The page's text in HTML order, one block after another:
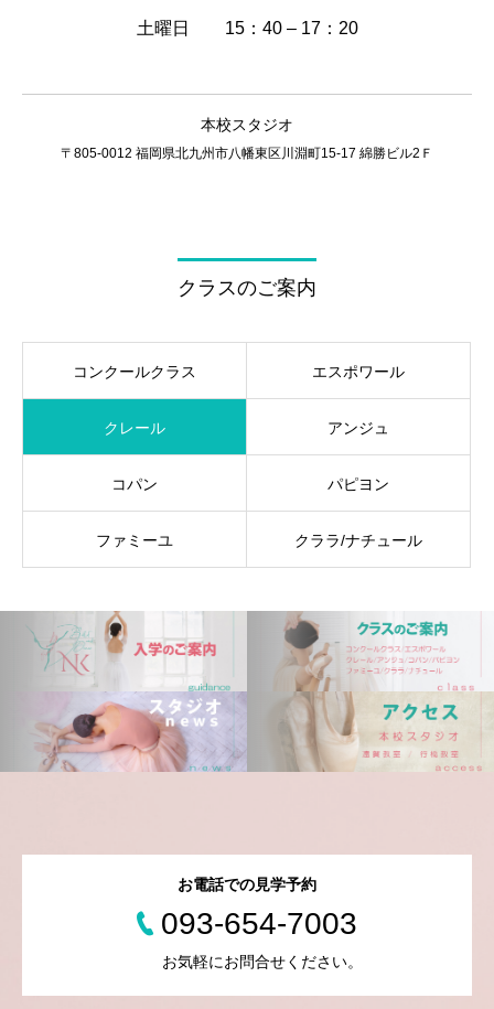
土曜日 15：40 – 17：20
本校スタジオ
〒805-0012 福岡県北九州市八幡東区川淵町15-17 綿勝ビル2Ｆ
クラスのご案内
コンクールクラス エスポワール
クレール アンジュ
コパン パピヨン
ファミーユ クララ/ナチュール
お電話での見学予約
093-654-7003
お気軽にお問合せください。